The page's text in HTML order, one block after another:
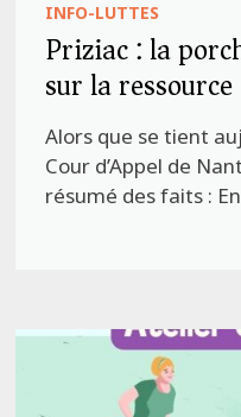
INFO-LUTTES
Priziac : la
sur la
Alors que se tient
Cour d’Appel de
résumé des faits :